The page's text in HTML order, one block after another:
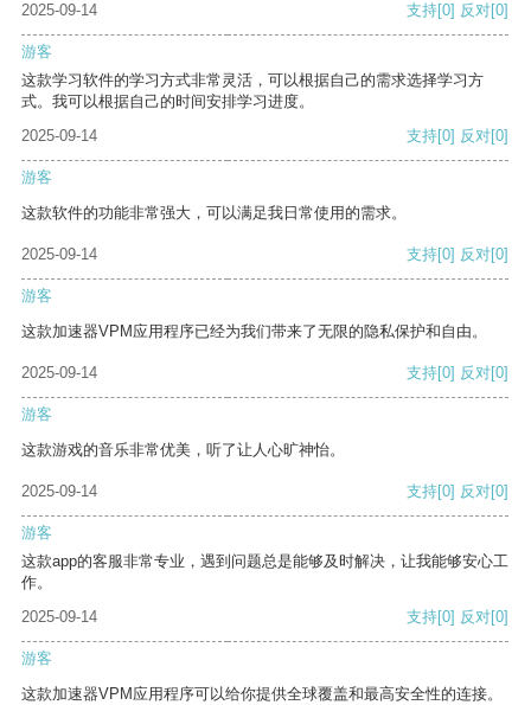
2025-09-14 支持[0] 反对[0]
游客
这款学习软件的学习方式非常灵活，可以根据自己的需求选择学习方
式。我可以根据自己的时间安排学习进度。
2025-09-14
支持[0] 反对[0]
游客
这款软件的功能非常强大，可以满足我日常使用的需求。
2025-09-14 支持[0] 反对[0]
游客
这款加速器VPM应用程序已经为我们带来了无限的隐私保护和自由。
2025-09-14 支持[0] 反对[0]
游客
这款游戏的音乐非常优美，听了让人心旷神怡。
2025-09-14 支持[0] 反对[0]
游客
这款app的客服非常专业，遇到问题总是能够及时解决，让我能够安心工
作。
2025-09-14
支持[0] 反对[0]
游客
这款加速器VPM应用程序可以给你提供全球覆盖和最高安全性的连接。